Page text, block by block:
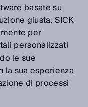
basate su
giusta. SICK
per
personalizzati
le sue
sua esperienza
di processi